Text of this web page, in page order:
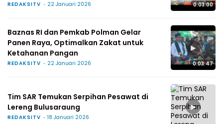
REDAKSITV 22 Januari 2026 0:03:00
Baznas RI dan Pemkab Polman Gelar
Panen Raya, Optimalkan Zakat untuk
Ketahanan Pangan
REDAKSITV 22 Januari 2026
▶
0:03:47
Tim SAR Temukan Serpihan Pesawat di
Lereng Bulusaraung
REDAKSITV 18 Januari 2026
▶